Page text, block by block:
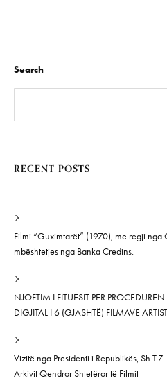
Search
RECENT POSTS
Filmi “Guximtarët” (1970), me regji nga
mbështetjes nga Banka Credins.
NJOFTIM I FITUESIT PËR
DIGJITAL I 6 (GJASHTË) FILMAVE
Vizitë nga Presidenti i Republikës,
Arkivit Qendror Shtetëror të Filmit